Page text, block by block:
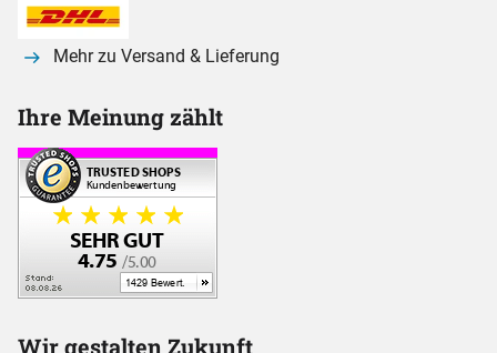
Mehr zu Versand & Lieferung
Ihre Meinung zählt
Wir gestalten Zukunft